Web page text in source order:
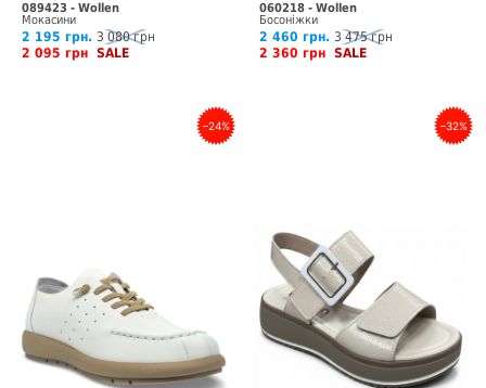
089423 - Wollen
Мокасини
2 195 грн. 3 080 грн
2 095 грн SALE
060218 - Wollen
Босоніжки
2 460 грн. 3 475 грн
2 360 грн SALE
–24% –32%